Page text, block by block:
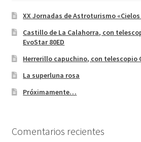
XX Jornadas de Astroturismo «Cielos
Castillo de La Calahorra, con
EvoStar 80ED
Herrerillo capuchino, con telescopio
La superluna rosa
Próximamente…
Comentarios recientes